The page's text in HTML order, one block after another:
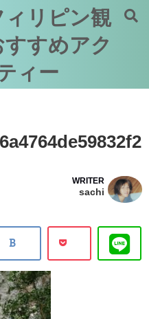
リピン観
すめアク
ィー
WRITER
sachi